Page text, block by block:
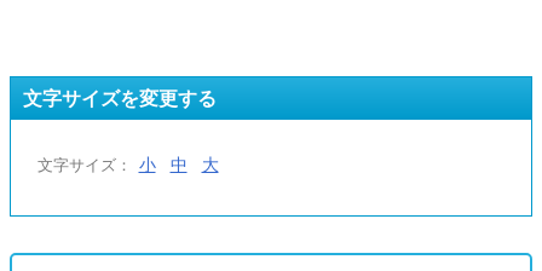
文字サイズを変更する
文字サイズ： 小 中 大